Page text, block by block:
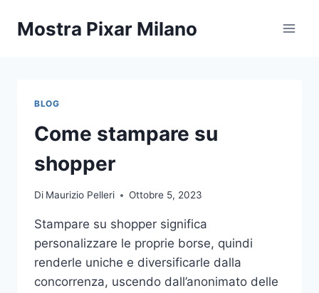
Mostra Pixar Milano
BLOG
Come stampare su
shopper
Di Maurizio Pelleri Ottobre 5, 2023
Stampare su shopper significa
personalizzare le proprie borse, quindi
renderle uniche e diversificarle dalla
concorrenza, uscendo dall’anonimato delle